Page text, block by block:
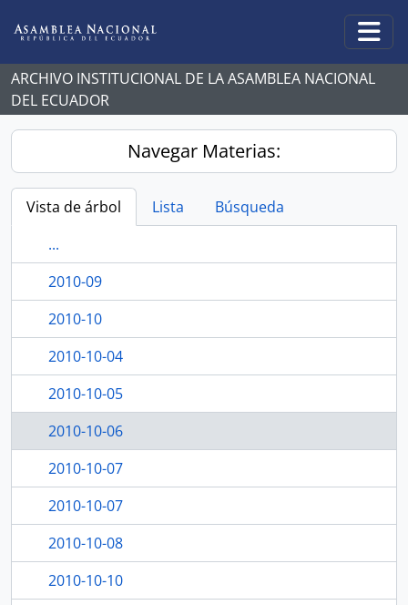
ARCHIVO INSTITUCIONAL DE LA ASAMBLEA NACIONAL
DEL ECUADOR
Navegar Materias:
Vista de árbol Lista
Búsqueda
...
2010-09
2010-10
2010-10-04
2010-10-05
2010-10-06
2010-10-07
2010-10-07
2010-10-08
2010-10-10